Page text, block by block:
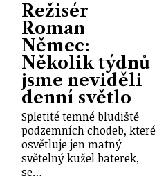
Režisér
Roman
Němec:
Několik týdnů
jsme neviděli
denní světlo
Spletité temné bludiště
podzemních chodeb, které
osvětluje jen matný
světelný kužel baterek,
se…